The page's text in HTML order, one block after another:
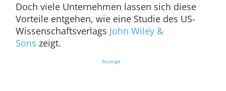
Doch viele Unternehmen lassen sich diese
Vorteile entgehen, wie eine Studie des US-
Wissenschaftsverlags John Wiley &
Sons zeigt.
Anzeige